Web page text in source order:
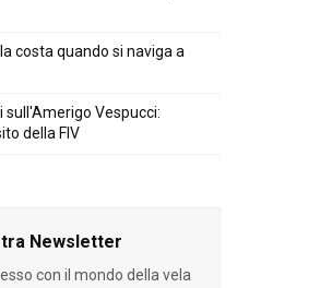
costa quando si naviga a
sull'Amerigo Vespucci:
della FIV
Newsletter
con il mondo della vela